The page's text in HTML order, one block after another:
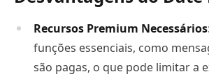
Recursos Premium Necessários
funções essenciais, como
são pagas, o que pode limitar a